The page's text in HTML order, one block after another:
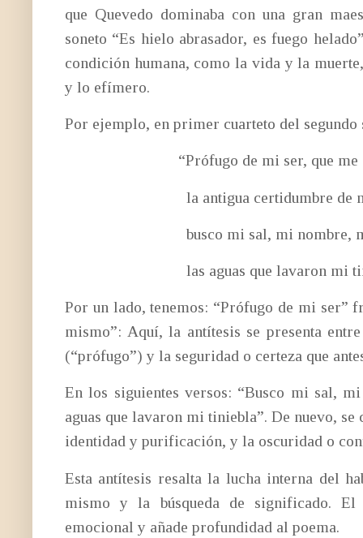
que Quevedo dominaba con una gran
soneto “Es hielo abrasador, es fuego
condición humana, como la vida y la
y lo efímero.
Por ejemplo, en primer cuarteto del segundo
“Prófugo de mi ser, que me
la antigua certidumbre de mí
busco mi sal, mi nombre, mi
las aguas que lavaron mi
Por un lado, tenemos: “Prófugo de mi ser”
mismo”: Aquí, la antítesis se presenta
(“prófugo”) y la seguridad o certeza que
En los siguientes versos: “Busco mi sal,
aguas que lavaron mi tiniebla”. De nuevo, se
identidad y purificación, y la oscuridad o
Esta antítesis resalta la lucha interna del
mismo y la búsqueda de significado. El
emocional y añade profundidad al poema.